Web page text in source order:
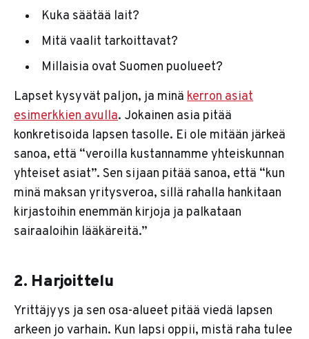
Kuka säätää lait?
Mitä vaalit tarkoittavat?
Millaisia ovat Suomen puolueet?
Lapset kysyvät paljon, ja minä kerron asiat
esimerkkien avulla. Jokainen asia pitää
konkretisoida lapsen tasolle. Ei ole mitään järkeä
sanoa, että “veroilla kustannamme yhteiskunnan
yhteiset asiat”. Sen sijaan pitää sanoa, että “kun
minä maksan yritysveroa, sillä rahalla hankitaan
kirjastoihin enemmän kirjoja ja palkataan
sairaaloihin lääkäreitä.”
2. Harjoittelu
Yrittäjyys ja sen osa-alueet pitää viedä lapsen
arkeen jo varhain. Kun lapsi oppii, mistä raha tulee